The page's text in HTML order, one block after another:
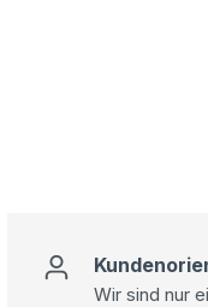
Wir sind nur